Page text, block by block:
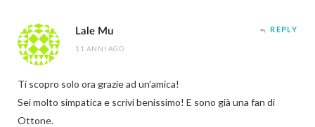
Lale Mu
11 ANNI AGO
REPLY
Ti scopro solo ora grazie ad un’amica!
Sei molto simpatica e scrivi benissimo! E sono già una fan di
Ottone.